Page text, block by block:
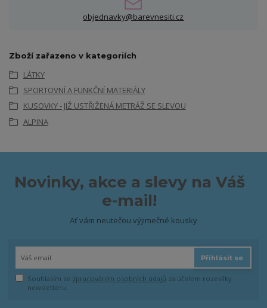
objednavky@barevnesiti.cz
Zboží zařazeno v kategoriích
LÁTKY
SPORTOVNÍ A FUNKČNÍ MATERIÁLY
KUSOVKY - JIŽ USTŘIŽENÁ METRÁŽ SE SLEVOU
ALPINA
Novinky, akce a slevy na Váš
e-mail!
Ať vám neutečou výjimečné kousky
Přihlásit se
Souhlasím se zpracováním osobních údajů za účelem rozesílky
newsletteru.